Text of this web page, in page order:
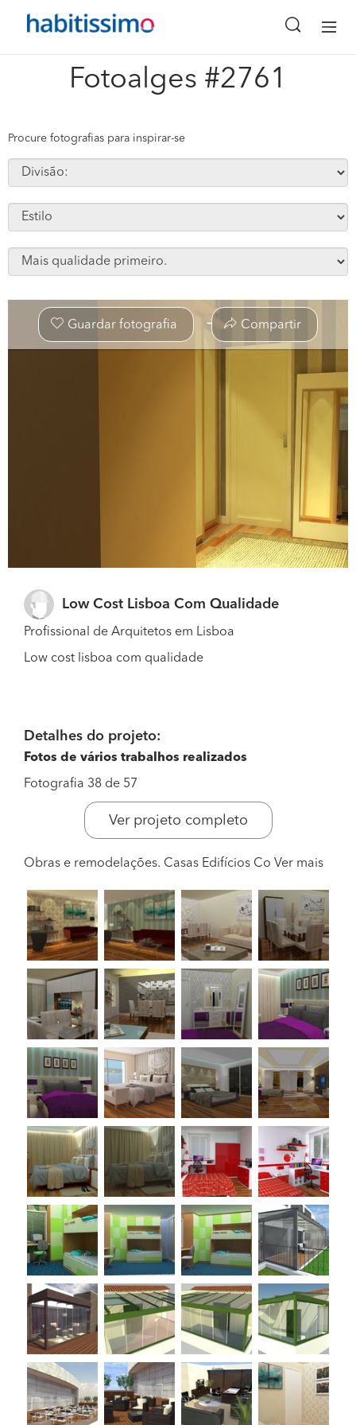
Fotoalges #2761
x
Procure fotografias para inspirar-se
Guardar fotografia Compartir
Low Cost Lisboa Com Qualidade
Profissional de Arquitetos em Lisboa
Low cost lisboa com qualidade
Detalhes do projeto:
Fotos de vários trabalhos realizados
Fotografia 38 de 57
Ver projeto completo
Obras e remodelações. Casas Edifícios Co Ver mais